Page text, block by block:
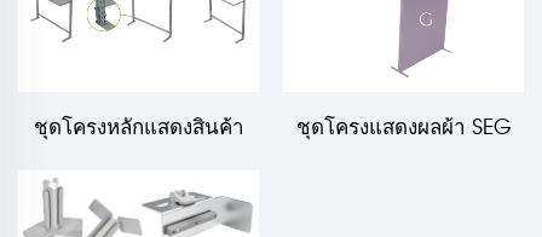
ชุดโครงหลักแสดงสินค้า
มม. สำหรับร้านค้า
ชุดโครงแสดงผลผ้า SEG